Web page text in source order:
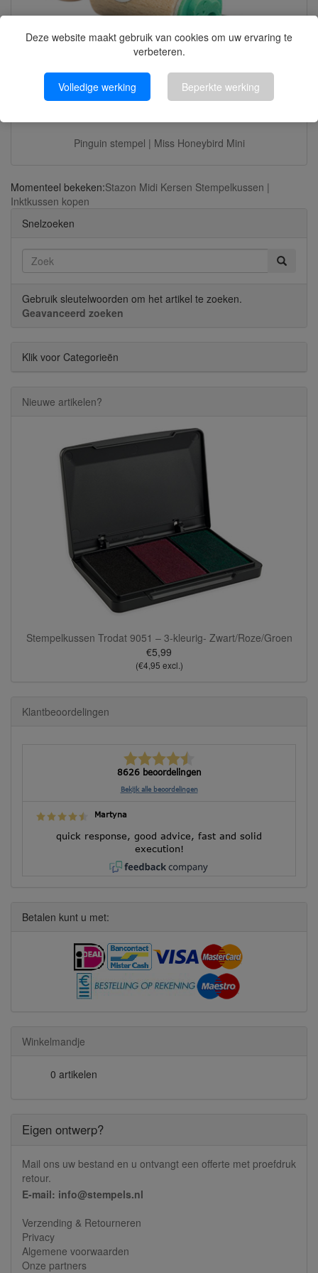
Deze website maakt gebruik van cookies om uw ervaring te
verbeteren.
Volledige werking Beperkte werking
Pinguin stempel | Miss Honeybird Mini
Momenteel bekeken:Stazon Midi Kersen Stempelkussen |
Inktkussen kopen
Snelzoeken
Gebruik sleutelwoorden om het artikel te zoeken.
Geavanceerd zoeken
Klik voor Categorieën
Nieuwe artikelen?
Stempelkussen Trodat 9051 – 3-kleurig- Zwart/Roze/Groen
€5,99
(€4,95 excl.)
Klantbeoordelingen
8626 beoordelingen
Bekijk alle beoordelingen
Martyna
quick response, good advice, fast and solid
execution!
Betalen kunt u met:
Winkelmandje
0 artikelen
Eigen ontwerp?
Mail ons uw bestand en u ontvangt een offerte met proefdruk
retour.
E-mail: info@stempels.nl
Verzending & Retourneren
Privacy
Algemene voorwaarden
Onze partners